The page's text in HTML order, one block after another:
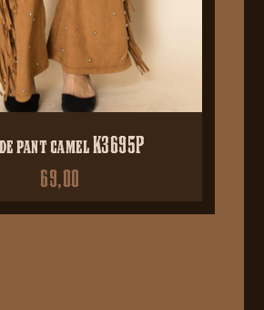
pant camel K3695P
69,00